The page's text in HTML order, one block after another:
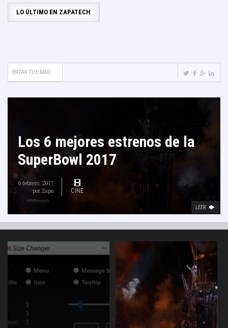
LO ÚLTIMO EN ZAPATECH
Los 6 mejores estrenos de la
SuperBowl 2017
6 febrero, 2017
por Zapa CINE
LEER